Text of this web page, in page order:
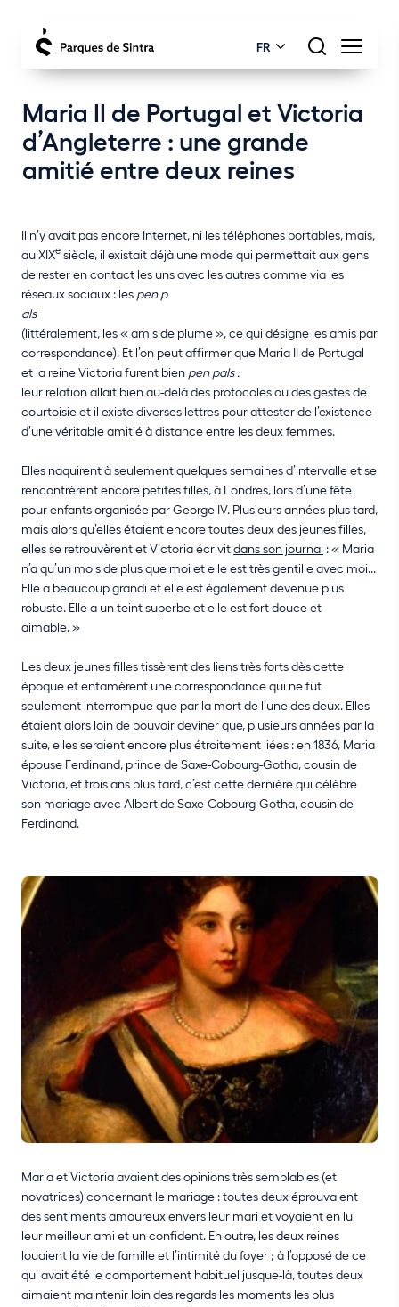
FR
Maria II de Portugal et Victoria
d’Angleterre : une grande
amitié entre deux reines
Il n’y avait pas encore Internet, ni les téléphones portables, mais,
au XIXe siècle, il existait déjà une mode qui permettait aux gens
de rester en contact les uns avec les autres comme via les
réseaux sociaux : les pen p
als
(littéralement, les « amis de plume », ce qui désigne les amis par
correspondance). Et l’on peut affirmer que Maria II de Portugal
et la reine Victoria furent bien pen pals :
leur relation allait bien au-delà des protocoles ou des gestes de
courtoisie et il existe diverses lettres pour attester de l’existence
d’une véritable amitié à distance entre les deux femmes.
Elles naquirent à seulement quelques semaines d’intervalle et se
rencontrèrent encore petites filles, à Londres, lors d’une fête
pour enfants organisée par George IV. Plusieurs années plus tard,
mais alors qu’elles étaient encore toutes deux des jeunes filles,
elles se retrouvèrent et Victoria écrivitdans son journal : « Maria
n’a qu’un mois de plus que moi et elle est très gentille avec moi...
Elle a beaucoup grandi et elle est également devenue plus
robuste. Elle a un teint superbe et elle est fort douce et
aimable. »
Les deux jeunes filles tissèrent des liens très forts dès cette
époque et entamèrent une correspondance qui ne fut
seulement interrompue que par la mort de l’une des deux. Elles
étaient alors loin de pouvoir deviner que, plusieurs années par la
suite, elles seraient encore plus étroitement liées : en 1836, Maria
épouse Ferdinand, prince de Saxe-Cobourg-Gotha, cousin de
Victoria, et trois ans plus tard, c’est cette dernière qui célèbre
son mariage avec Albert de Saxe-Cobourg-Gotha, cousin de
Ferdinand.
Maria et Victoria avaient des opinions très semblables (et
novatrices) concernant le mariage : toutes deux éprouvaient
des sentiments amoureux envers leur mari et voyaient en lui
leur meilleur ami et un confident. En outre, les deux reines
louaient la vie de famille et l’intimité du foyer ; à l’opposé de ce
qui avait été le comportement habituel jusque-là, toutes deux
aimaient maintenir loin des regards les moments les plus